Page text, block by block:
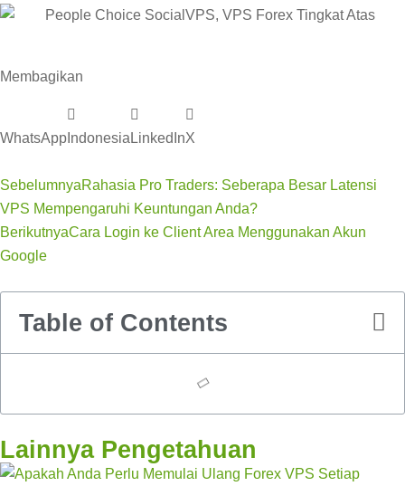
Membagikan
WhatsApp IndonesiaLinkedInX
SebelumnyaRahasia Pro Traders: Seberapa Besar Latensi
VPS Mempengaruhi Keuntungan Anda?
BerikutnyaCara Login ke Client Area Menggunakan Akun
Google
Table of Contents
Lainnya Pengetahuan